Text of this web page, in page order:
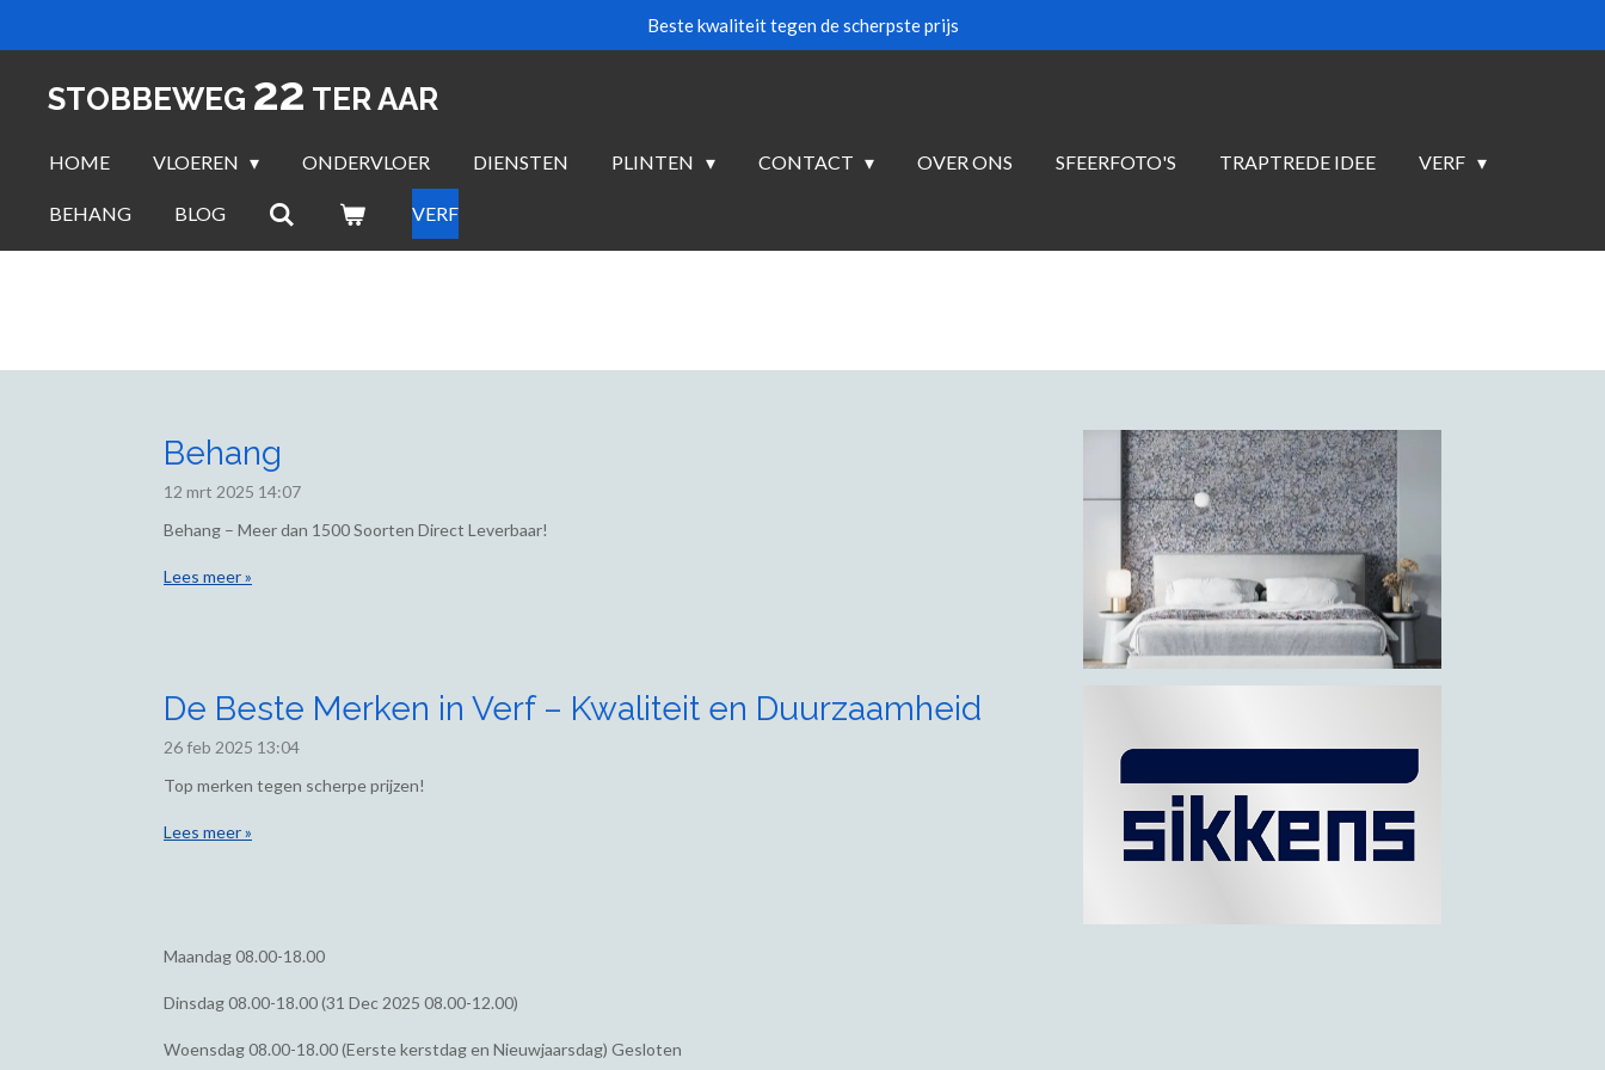
hoofdinhoud
Beste kwaliteit tegen de scherpste prijs
STOBBEWEG 22 TER AAR
HOME VLOEREN ONDERVLOER DIENSTEN PLINTEN CONTACT OVER ONS SFEERFOTO'S TRAPTREDE IDEE VERF
BEHANG BLOG VERF
Behang
12 mrt 2025 14:07
Behang – Meer dan 1500 Soorten Direct Leverbaar!
Lees meer »
De Beste Merken in Verf – Kwaliteit en Duurzaamheid
26 feb 2025 13:04
Top merken tegen scherpe prijzen!
Lees meer »
Maandag08.00-18.00
Dinsdag08.00-18.00 (31 Dec 2025 08.00-12.00)
Woensdag08.00-18.00 (Eerste kerstdag en Nieuwjaarsdag) Gesloten